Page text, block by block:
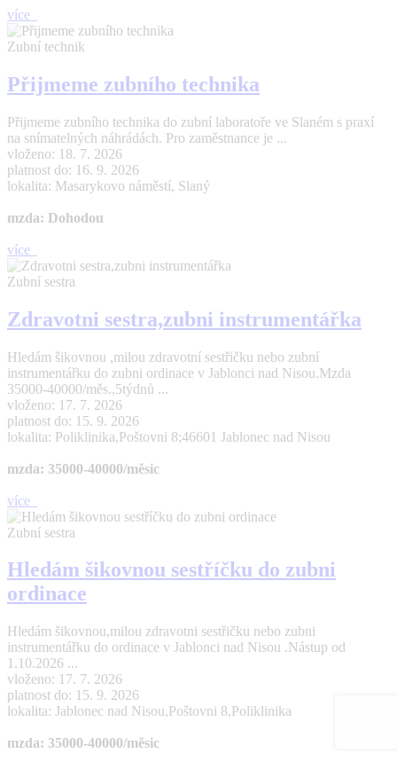
více
Zubní technik
Přijmeme zubního technika
Přijmeme zubního technika do zubní laboratoře ve Slaném s praxí
na snímatelných náhrádách. Pro zaměstnance je ...
vloženo: 18. 7. 2026
platnost do: 16. 9. 2026
lokalita: Masarykovo náměstí, Slaný
mzda: Dohodou
více
Zubní sestra
Zdravotni sestra,zubni instrumentářka
Hledám šikovnou ,milou zdravotní sestřičku nebo zubní
instrumentářku do zubni ordinace v Jablonci nad Nisou.Mzda
35000-40000/měs.,5týdnů ...
vloženo: 17. 7. 2026
platnost do: 15. 9. 2026
lokalita: Poliklinika,Poštovni 8;46601 Jablonec nad Nisou
mzda: 35000-40000/měsic
více
Zubní sestra
Hledám šikovnou sestříčku do zubni
ordinace
Hledám šikovnou,milou zdravotni sestřičku nebo zubni
instrumentářku do ordinace v Jablonci nad Nisou .Nástup od
1.10.2026 ...
vloženo: 17. 7. 2026
platnost do: 15. 9. 2026
lokalita: Jablonec nad Nisou,Poštovni 8,Poliklinika
mzda: 35000-40000/měsic